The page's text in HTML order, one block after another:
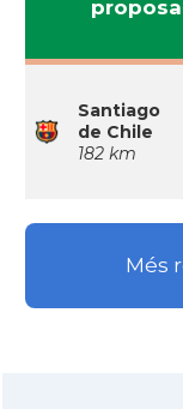
Santiago
de Chile
182 km
Més